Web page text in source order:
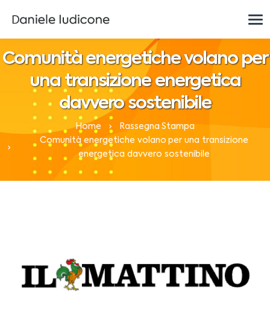
Comunità energetiche volano per
una transizione energetica
davvero sostenibile
Home
Rassegna Stampa
Comunità energetiche volano per una transizione
energetica davvero sostenibile